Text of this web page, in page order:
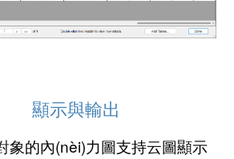
顯示與輸出
象的內(nèi)力圖支持云圖顯示